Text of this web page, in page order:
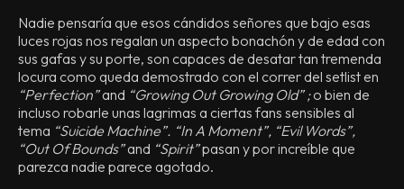
Nadie pensaría que esos cándidos señores que bajo esas
luces rojas nos regalan un aspecto bonachón y de edad con
sus gafas y su porte, son capaces de desatar tan tremenda
locura como queda demostrado con el correr del setlist en
“Perfection”and “Growing Out Growing Old” ;o bien de
incluso robarle unas lagrimas a ciertas fans sensibles al
tema “Suicide Machine”. “In A Moment”, “Evil Words”,
“Out Of Bounds”and “Spirit”pasan y por increíble que
parezca nadie parece agotado.